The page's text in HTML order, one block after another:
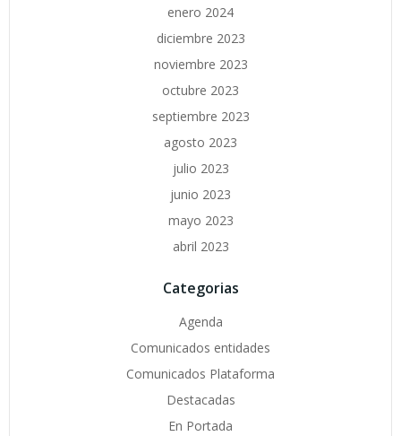
enero 2024
diciembre 2023
noviembre 2023
octubre 2023
septiembre 2023
agosto 2023
julio 2023
junio 2023
mayo 2023
abril 2023
Categorias
Agenda
Comunicados entidades
Comunicados Plataforma
Destacadas
En Portada